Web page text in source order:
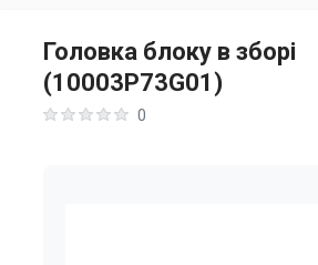
Головка блоку в зборі
(10003P73G01)
0